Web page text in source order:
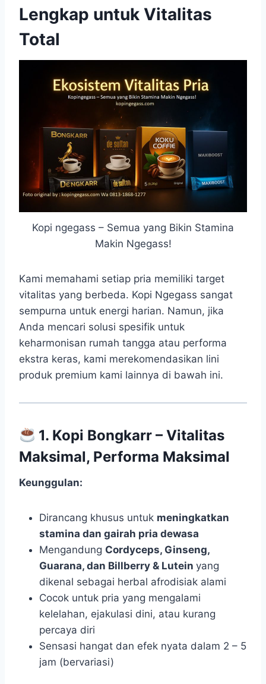
Lengkap untuk Vitalitas
Total
Kopi ngegass – Semua yang Bikin Stamina
Makin Ngegass!
Kami memahami setiap pria memiliki target
vitalitas yang berbeda. Kopi Ngegass sangat
sempurna untuk energi harian. Namun, jika
Anda mencari solusi spesifik untuk
keharmonisan rumah tangga atau performa
ekstra keras, kami merekomendasikan lini
produk premium kami lainnya di bawah ini.
1. Kopi Bongkarr – Vitalitas
Maksimal, Performa Maksimal
Keunggulan:
Dirancang khusus untuk meningkatkan
stamina dan gairah pria dewasa
Mengandung Cordyceps, Ginseng,
Guarana, dan Billberry & Lutein yang
dikenal sebagai herbal afrodisiak alami
Cocok untuk pria yang mengalami
kelelahan, ejakulasi dini, atau kurang
percaya diri
Sensasi hangat dan efek nyata dalam 2 – 5
jam (bervariasi)